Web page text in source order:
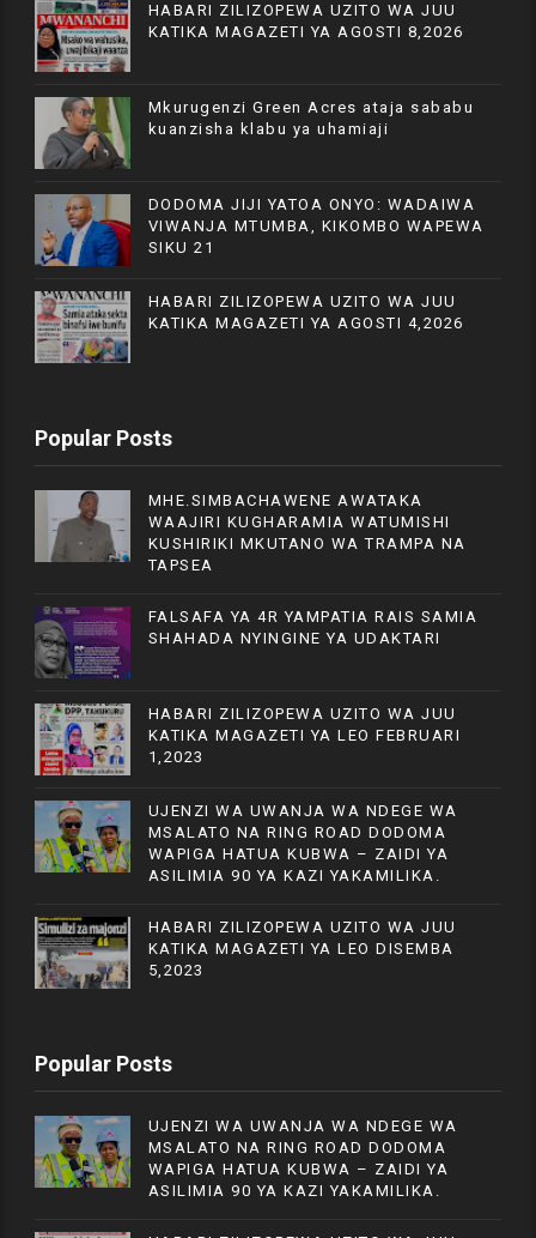
HABARI ZILIZOPEWA UZITO WA JUU
KATIKA MAGAZETI YA AGOSTI 8,2026
Mkurugenzi Green Acres ataja sababu
kuanzisha klabu ya uhamiaji
DODOMA JIJI YATOA ONYO: WADAIWA
VIWANJA MTUMBA, KIKOMBO WAPEWA
SIKU 21
HABARI ZILIZOPEWA UZITO WA JUU
KATIKA MAGAZETI YA AGOSTI 4,2026
Popular Posts
MHE.SIMBACHAWENE AWATAKA
WAAJIRI KUGHARAMIA WATUMISHI
KUSHIRIKI MKUTANO WA TRAMPA NA
TAPSEA
FALSAFA YA 4R YAMPATIA RAIS SAMIA
SHAHADA NYINGINE YA UDAKTARI
HABARI ZILIZOPEWA UZITO WA JUU
KATIKA MAGAZETI YA LEO FEBRUARI
1,2023
UJENZI WA UWANJA WA NDEGE WA
MSALATO NA RING ROAD DODOMA
WAPIGA HATUA KUBWA – ZAIDI YA
ASILIMIA 90 YA KAZI YAKAMILIKA.
HABARI ZILIZOPEWA UZITO WA JUU
KATIKA MAGAZETI YA LEO DISEMBA
5,2023
Popular Posts
UJENZI WA UWANJA WA NDEGE WA
MSALATO NA RING ROAD DODOMA
WAPIGA HATUA KUBWA – ZAIDI YA
ASILIMIA 90 YA KAZI YAKAMILIKA.